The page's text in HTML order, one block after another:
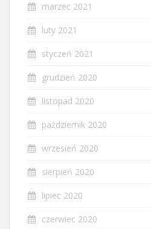
marzec 2021
luty 2021
styczeń 2021
grudzień 2020
listopad 2020
październik 2020
wrzesień 2020
sierpień 2020
lipiec 2020
czerwiec 2020